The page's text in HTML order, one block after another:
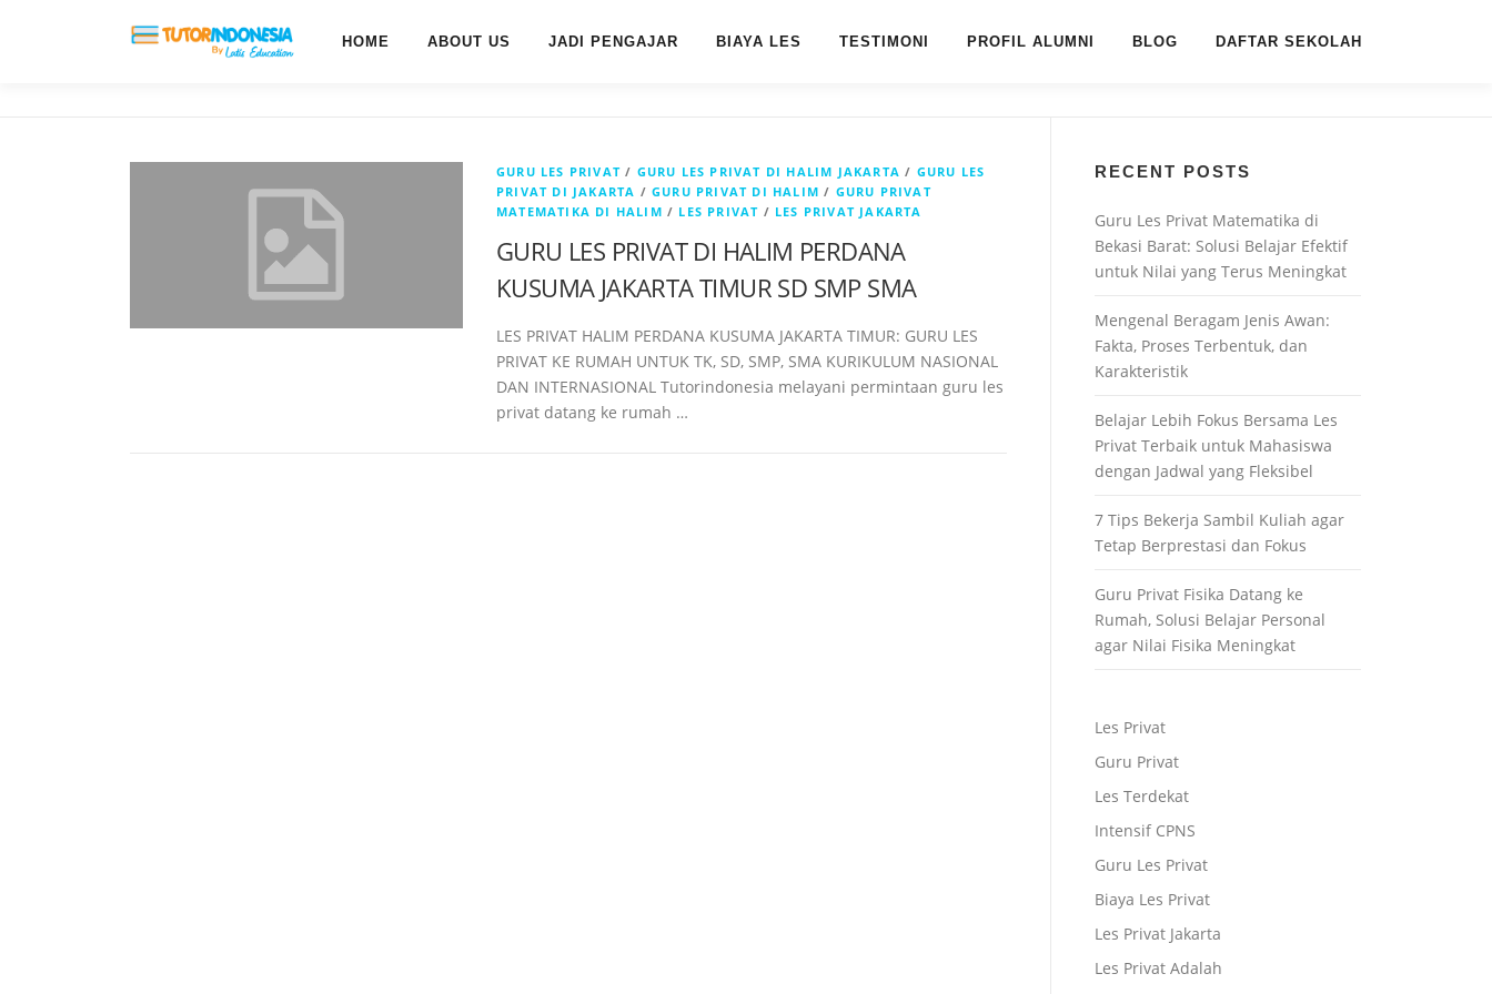
HOME ABOUT US JADI PENGAJAR BIAYA LES TESTIMONI PROFIL ALUMNI BLOG DAFTAR SEKOLAH
GURU LES PRIVAT / GURU LES PRIVAT DI HALIM JAKARTA / GURU LES
PRIVAT DI JAKARTA /GURU PRIVAT DI HALIM / GURU PRIVAT
MATEMATIKA DI HALIM / LES PRIVAT / LES PRIVAT JAKARTA
GURU LES PRIVAT DI HALIM PERDANA
KUSUMA JAKARTA TIMUR SD SMP SMA
LES PRIVAT HALIM PERDANA KUSUMA JAKARTA TIMUR: GURU LES
PRIVAT KE RUMAH UNTUK TK, SD, SMP, SMA KURIKULUM NASIONAL
DAN INTERNASIONAL Tutorindonesia melayani permintaan guru les
privat datang ke rumah …
RECENT POSTS
Guru Les Privat Matematika di
Bekasi Barat: Solusi Belajar Efektif
untuk Nilai yang Terus Meningkat
Mengenal Beragam Jenis Awan:
Fakta, Proses Terbentuk, dan
Karakteristik
Belajar Lebih Fokus Bersama Les
Privat Terbaik untuk Mahasiswa
dengan Jadwal yang Fleksibel
7 Tips Bekerja Sambil Kuliah agar
Tetap Berprestasi dan Fokus
Guru Privat Fisika Datang ke
Rumah, Solusi Belajar Personal
agar Nilai Fisika Meningkat
Les Privat
Guru Privat
Les Terdekat
Intensif CPNS
Guru Les Privat
Biaya Les Privat
Les Privat Jakarta
Les Privat Adalah